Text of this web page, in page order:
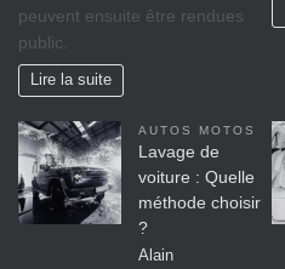
peuvent ensuite être rendues
public.
Lire la suite
AUTOS MOTOS
Lavage de
voiture : Quelle
méthode choisir
?
Alain